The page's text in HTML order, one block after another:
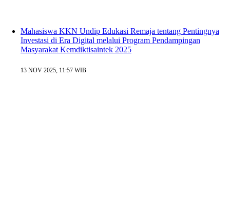
Mahasiswa KKN Undip Edukasi Remaja tentang Pentingnya
Investasi di Era Digital melalui Program Pendampingan
Masyarakat Kemdiktisaintek 2025
13 NOV 2025, 11:57 WIB